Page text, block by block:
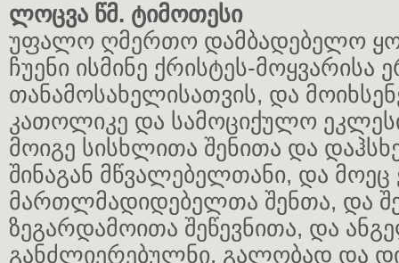
ლოცვა წმ. ტიმოთესი
უფალო ღმერთო დამბადებელო
ჩუენი ისმინე ქრისტეს-მოყვარისა
თანამოსახელისათვის, და
კათოლიკე და სამოციქულო
მოიგე სისხლითა შენითა და
შინაგან მწვალებელთანი, და
მართლმადიდებელთა შენთა, და
ზეგარდამოითა შეწევნითა, და
განძლიერებულნი, გალობად და